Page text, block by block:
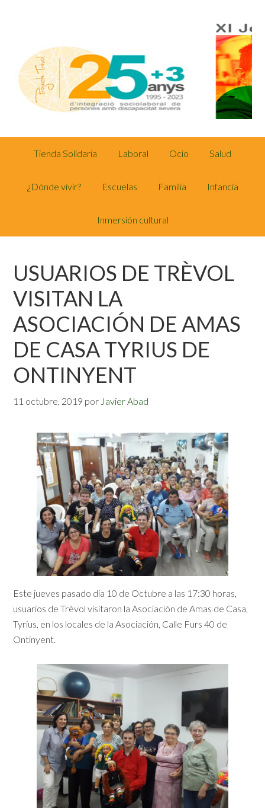
Tienda Solidaria Laboral Ocio Salud
¿Dónde vivir? Escuelas Familia Infancia
Inmersión cultural
USUARIOS DE TRÈVOL
VISITAN LA
ASOCIACIÓN DE AMAS
DE CASA TYRIUS DE
ONTINYENT
11 octubre, 2019 por Javier Abad
Este jueves pasado día 10 de Octubre a las 17:30 horas,
usuarios de Trèvol visitaron la Asociación de Amas de Casa,
Tyrius, en los locales de la Asociación, Calle Furs 40 de
Ontinyent.